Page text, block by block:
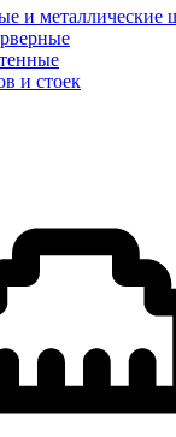
и металлические
и стоек